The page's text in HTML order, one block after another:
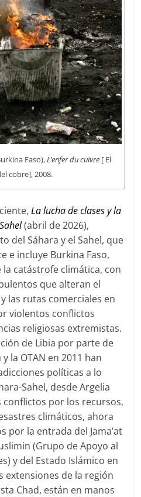
Faso),L’enfer du cuivre [ El
cobre], 2008.
La lucha de clases y la
(abril de 2026),
del Sáhara y el Sahel, que
e incluye Burkina Faso,
catástrofe climática, con
que alteran el
las rutas comerciales en
violentos conflictos
religiosas extremistas.
de Libia por parte de
la OTAN en 2011 han
políticas a lo
Sahel, desde Argelia
conflictos por los recursos,
climáticos, ahora
por la entrada del Jama’at
(Grupo de Apoyo al
y del Estado Islámico en
extensiones de la región
Chad, están en manos